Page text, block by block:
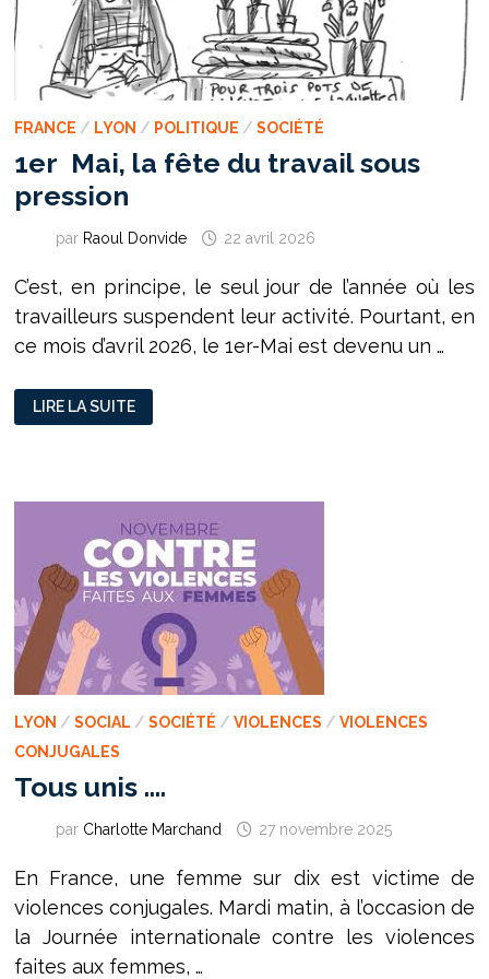
FRANCE / LYON / POLITIQUE / SOCIÉTÉ
1er Mai, la fête du travail sous
pression
par Raoul Donvide 22 avril 2026
C’est, en principe, le seul jour de l’année où les
travailleurs suspendent leur activité. Pourtant, en
ce mois d’avril 2026, le 1er-Mai est devenu un …
1ER
MAI,
LA
PRESSION
LIRE LA SUITE
LYON / SOCIAL / SOCIÉTÉ / VIOLENCES / VIOLENCES
CONJUGALES
Tous unis ….
par Charlotte Marchand 27 novembre 2025
En France, une femme sur dix est victime de
violences conjugales. Mardi matin, à l’occasion de
la Journée internationale contre les violences
faites aux femmes, …